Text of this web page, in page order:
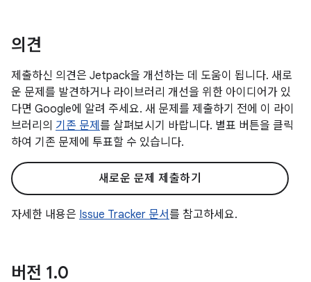
의견
제출하신 의견은 Jetpack을 개선하는 데 도움이 됩니다. 새로
운 문제를 발견하거나 라이브러리 개선을 위한 아이디어가 있
다면 Google에 알려 주세요. 새 문제를 제출하기 전에 이 라이
브러리의 기존 문제 를 살펴보시기 바랍니다. 별표 버튼을 클릭
하여 기존 문제에 투표할 수 있습니다.
새로운 문제 제출하기
자세한 내용은 Issue Tracker 문서를 참고하세요.
버전 1.0